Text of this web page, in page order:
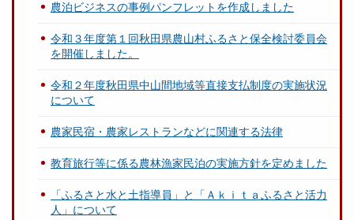
農泊ビジネスの事例パンフレットを作成しました
令和３年度第１回秋田県農山村ふるさと保全検討委員会
を開催しました。
令和２年度秋田県中山間地域等直接支払制度の実施状況
について
農家民宿・農家レストランなどに関連する法律
教育旅行等に係る農林漁家民泊の実施方針を定めました
「ふるさと水と土指導員」と「Ａｋｉｔａふるさと活力
人」について